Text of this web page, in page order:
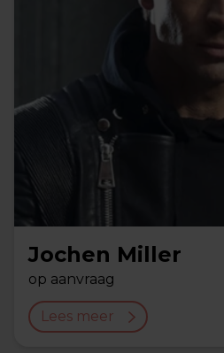
Jochen Miller
op aanvraag
Lees meer